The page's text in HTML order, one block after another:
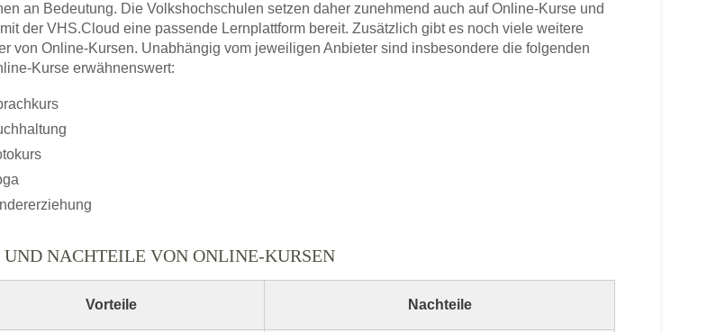
an Bedeutung. Die Volkshochschulen setzen daher zunehmend auch auf Online-Kurse und
der VHS.Cloud eine passende Lernplattform bereit. Zusätzlich gibt es noch viele weitere
von Online-Kursen. Unabhängig vom jeweiligen Anbieter sind insbesondere die folgenden
Kurse erwähnenswert:
UND NACHTEILE VON ONLINE-KURSEN
Vorteile Nachteile